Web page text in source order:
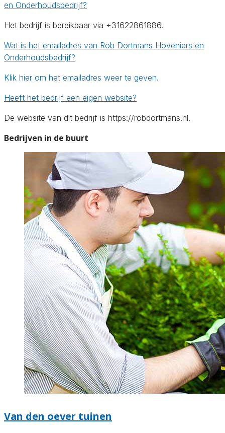
en Onderhoudsbedrijf?
Het bedrijf is bereikbaar via +31622861886.
Wat is het emailadres van Rob Dortmans Hoveniers en
Onderhoudsbedrijf?
Klik hier om het emailadres weer te geven.
Heeft het bedrijf een eigen website?
De website van dit bedrijf is https://robdortmans.nl.
Bedrijven in de buurt
Van den oever tuinen